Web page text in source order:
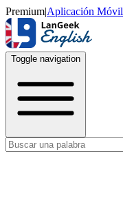
Premium|Aplicación Móvil
Toggle navigation